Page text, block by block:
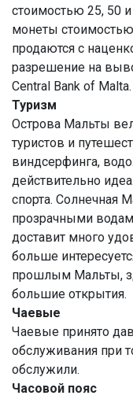
стоимостью 25, 50
монеты
продаются с
разрешение на
Central Bank of Malta.
Туризм
Острова Мальты
туристов и
виндсерфинга,
действительно
спорта. Солнечная
прозрачными
доставит много
больше
прошлым Мальты,
большие открытия.
Чаевые
Чаевые принято
обслуживания при
обслужили.
Часовой пояс